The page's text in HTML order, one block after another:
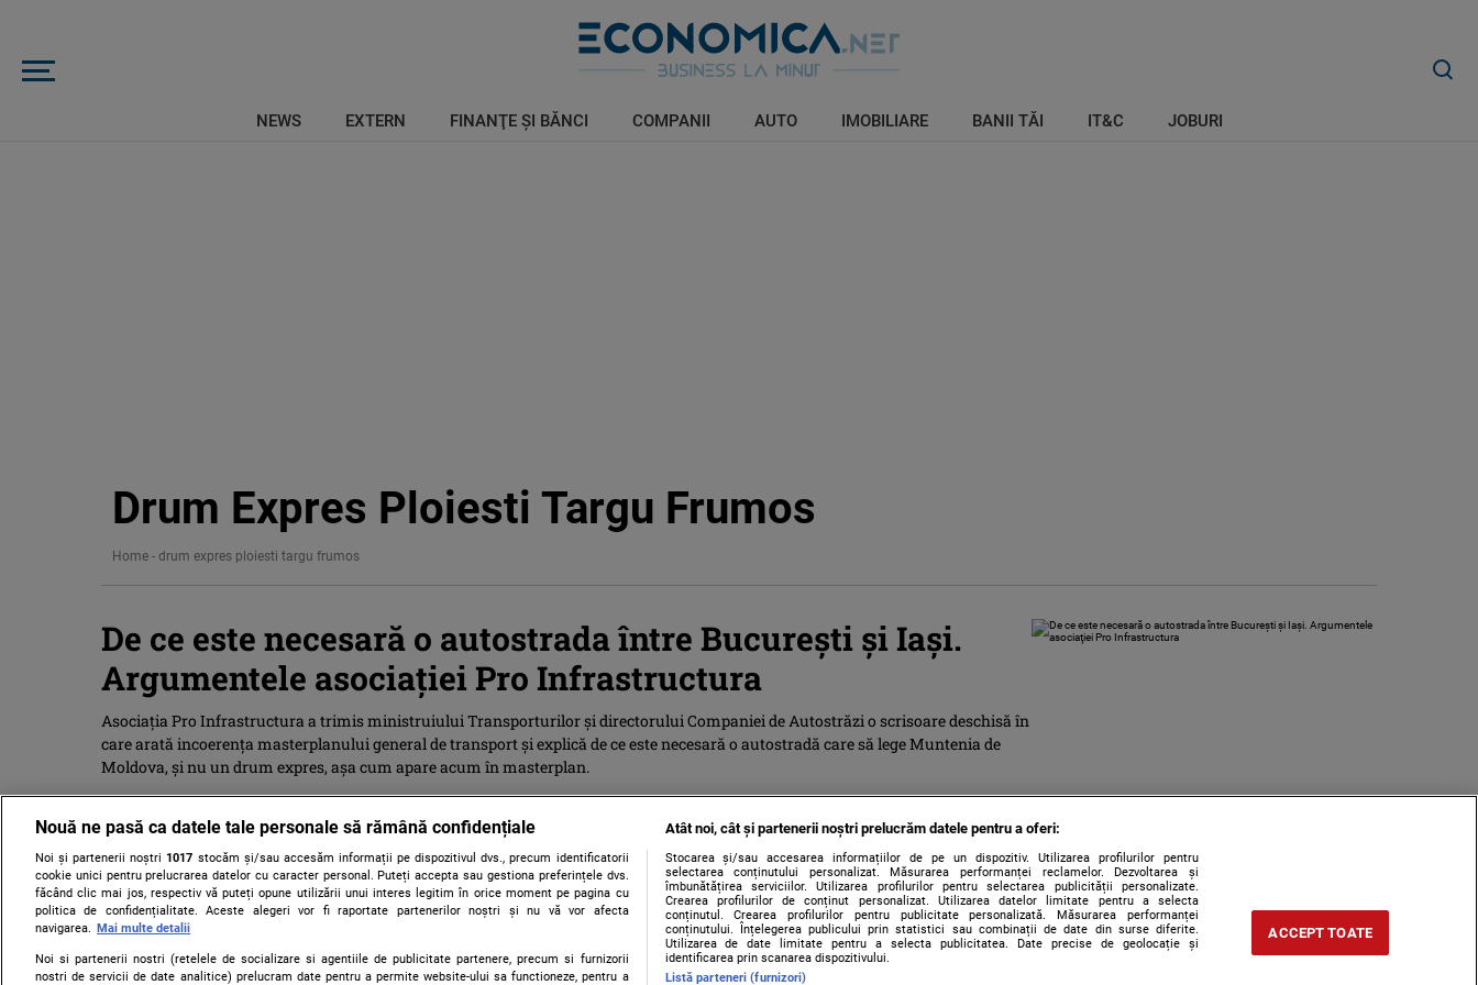
NEWS EXTERN FINANŢE ŞI BĂNCI COMPANII AUTO IMOBILIARE BANII TĂI IT&C JOBURI
Drum Expres Ploiesti Targu Frumos
Home - drum expres ploiesti targu frumos
De ce este necesară o autostrada între Bucureşti şi Iaşi.
Argumentele asociaţiei Pro Infrastructura
Asociaţia Pro Infrastructura a trimis ministruiului Transporturilor şi directorului Companiei de Autostrăzi o scrisoare deschisă în
care arată incoerenţa masterplanului general de transport şi explică de ce este necesară o autostradă care să lege Muntenia de
Moldova, şi nu un drum expres, aşa cum apare acum în masterplan.
Nouă ne pasă ca datele tale personale să rămână confidențiale
Noi și partenerii noștri1017 stocăm și/sau accesăm informații pe dispozitivul dvs., precum identificatorii
cookie unici pentru prelucrarea datelor cu caracter personal. Puteți accepta sau gestiona preferințele dvs.
făcând clic mai jos, respectiv vă puteți opune utilizării unui interes legitim în orice moment pe pagina cu
politica de confidențialitate. Aceste alegeri vor fi raportate partenerilor noștri și nu vă vor afecta
navigarea.
Mai multe detalii
Noi si partenerii nostri (retelele de socializare si agentiile de publicitate partenere, precum si furnizorii
nostri de servicii de date analitice) prelucram date pentru a permite website-ului sa functioneze, pentru a
Atât noi, cât și partenerii noștri prelucrăm datele pentru a oferi:
Stocarea și/sau accesarea informațiilor de pe un dispozitiv. Utilizarea profilurilor pentru
selectarea conținutului personalizat. Măsurarea performanței reclamelor. Dezvoltarea și
îmbunătățirea serviciilor. Utilizarea profilurilor pentru selectarea publicității personalizate.
Crearea profilurilor de conținut personalizat. Utilizarea datelor limitate pentru a selecta
conținutul. Crearea profilurilor pentru publicitate personalizată. Măsurarea performanței
conținutului. Înțelegerea publicului prin statistici sau combinații de date din surse diferite.
Utilizarea de date limitate pentru a selecta publicitatea. Date precise de geolocație și
identificarea prin scanarea dispozitivului.
Listă parteneri (furnizori)
ACCEPT TOATE